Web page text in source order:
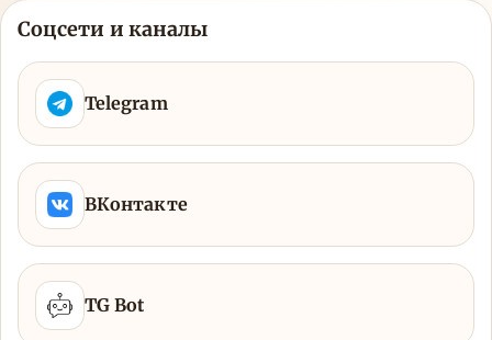
Соцсети и каналы
Telegram
ВКонтакте
TG Bot